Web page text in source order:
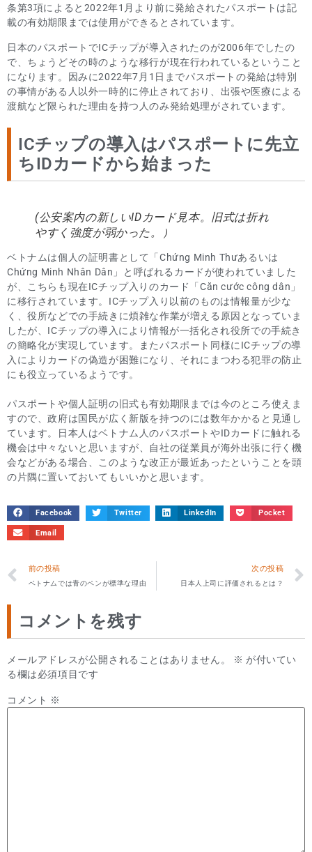
条第3項によると2022年1月より前に発給されたパスポートは記
載の有効期限までは使用ができるとされています。
日本のパスポートでICチップが導入されたのが2006年でしたの
で、ちょうどその時のような移行が現在行われているということ
になります。因みに2022年7月1日までパスポートの発給は特別
の事情がある人以外一時的に停止されており、出張や医療による
渡航など限られた理由を持つ人のみ発給処理がされています。
ICチップの導入はパスポートに先立
ちIDカードから始まった
(公安案内の新しいIDカード見本。旧式は折れ
やすく強度が弱かった。）
ベトナムは個人の証明書として「Chứng Minh Thưあるいは
Chứng Minh Nhân Dân」と呼ばれるカードが使われていました
が、こちらも現在ICチップ入りのカード「Căn cước công dân」
に移行されています。ICチップ入り以前のものは情報量が少な
く、役所などでの手続きに煩雑な作業が増える原因となっていま
したが、ICチップの導入により情報が一括化され役所での手続き
の簡略化が実現しています。またパスポート同様にICチップの導
入によりカードの偽造が困難になり、それにまつわる犯罪の防止
にも役立っているようです。
パスポートや個人証明の旧式も有効期限までは今のところ使えま
すので、政府は国民が広く新版を持つのには数年かかると見通し
ています。日本人はベトナム人のパスポートやIDカードに触れる
機会は中々ないと思いますが、自社の従業員が海外出張に行く機
会などがある場合、このような改正が最近あったということを頭
の片隅に置いておいてもいいかと思います。
Facebook Twitter LinkedIn Pocket
Email
前の投稿
ベトナムでは青のペンが標準な理由
次の投稿
日本人上司に評価されるとは？
コメントを残す
メールアドレスが公開されることはありません。 ※ が付いてい
る欄は必須項目です
コメント ※